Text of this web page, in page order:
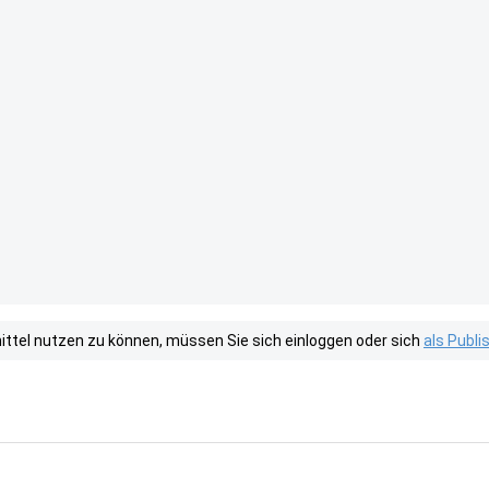
nutzen zu können, müssen Sie sich einloggen oder sich als